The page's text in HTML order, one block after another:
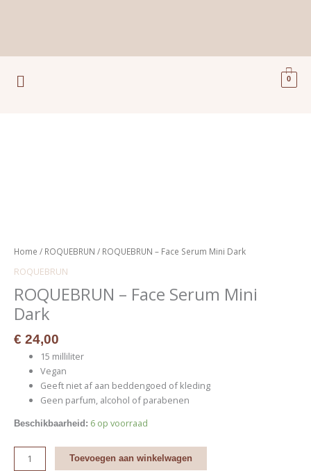
Menu 0
Home / ROQUEBRUN / ROQUEBRUN – Face Serum Mini Dark
ROQUEBRUN
ROQUEBRUN – Face Serum Mini
Dark
€ 24,00
15 milliliter
Vegan
Geeft niet af aan beddengoed of kleding
Geen parfum, alcohol of parabenen
Beschikbaarheid: 6 op voorraad
aantal
Toevoegen aan winkelwagen